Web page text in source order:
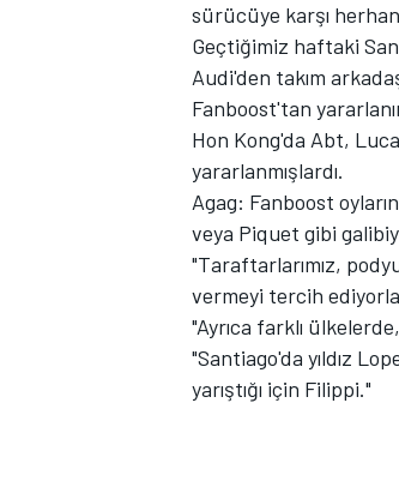
sürücüye karşı
Geçtiğimiz haftaki
Audi'den takım
Fanboost'tan
Hon Kong'da Abt,
yararlanmışlardı.
Agag: Fanboost
veya Piquet gibi
"Taraftarlarımız,
vermeyi tercih
"Ayrıca farklı
"Santiago'da yıldız
yarıştığı için Filippi."